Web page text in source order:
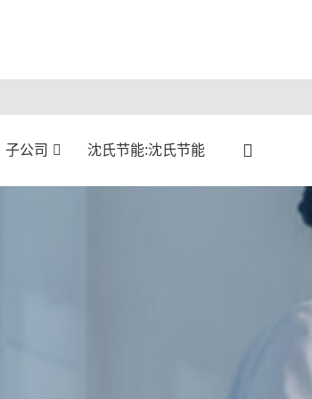
子公司 沈氏节能:沈氏节能